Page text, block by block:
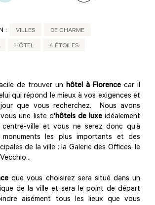
: VILLES DE CHARME
HÔTEL 4 ÉTOILES
de trouver un hôtel à Florence car il
qui répond le mieux à vos exigences et
que vous recherchez. Nous avons
une liste d'hôtels de luxeidéalement
ville et vous ne serez donc qu’à
les plus importants et des
de la ville : la Galerie des Offices, le
que vous choisirez sera situé dans un
de la ville et sera le point de départ
aisément tous les lieux que vous